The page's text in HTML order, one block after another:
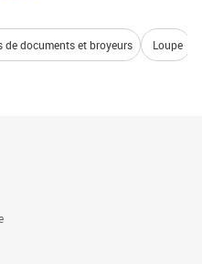
de documents et broyeurs Loupe